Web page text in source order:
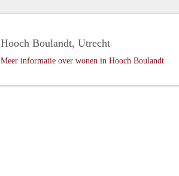
Hooch Boulandt, Utrecht
Meer informatie over wonen in Hooch Boulandt